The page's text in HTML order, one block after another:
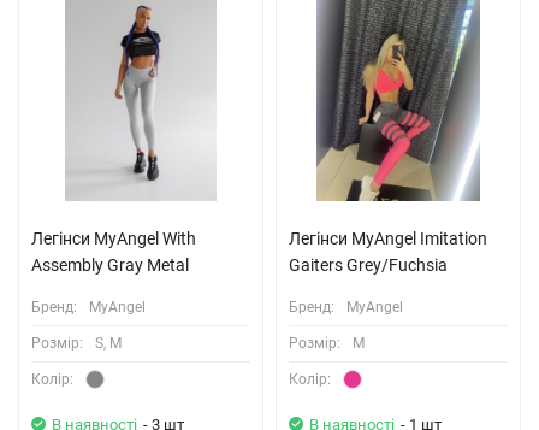
Легiнси MyAngel With
Assembly Gray Metal
Бренд: MyAngel
Розмiр: S, M
Колiр:
В наявності - 3 шт
Легінси MyAngel Imitation
Gaiters Grey/Fuchsia
Бренд: MyAngel
Розмiр: M
Колiр:
В наявності - 1 шт